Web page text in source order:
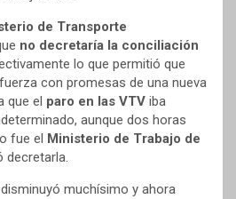
de Transporte
no decretaría la conciliación
lo que permitió que
con promesas de una nueva
que el paro en las VTV iba
aunque dos horas
fue el Ministerio de Trabajo de
decretarla.
muchísimo y ahora